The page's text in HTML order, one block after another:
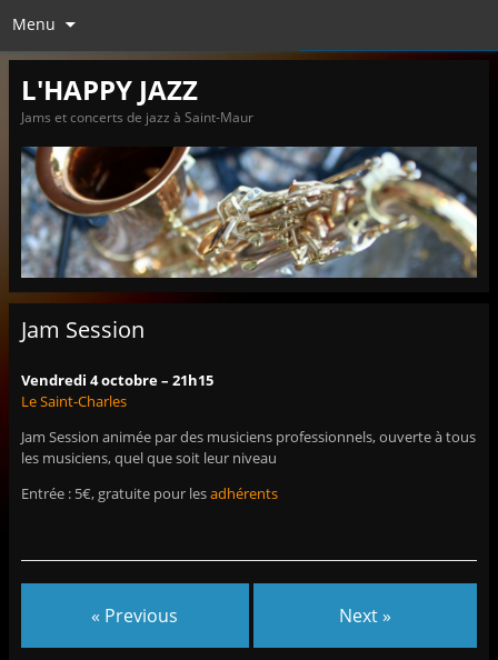
Menu
L'HAPPY JAZZ
Jams et concerts de jazz à Saint-Maur
Jam Session
Vendredi 4 octobre – 21h15
Le Saint-Charles
Jam Session animée par des musiciens professionnels, ouverte à tous
les musiciens, quel que soit leur niveau
Entrée : 5€, gratuite pour lesadhérents
« Previous Next »